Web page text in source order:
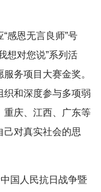
感恩无言良师”号
想对您说”系列活
务项目大赛金奖。
织和深度参与多项弱
重庆、江西、广东等
己对真实社会的思
国人民抗日战争暨